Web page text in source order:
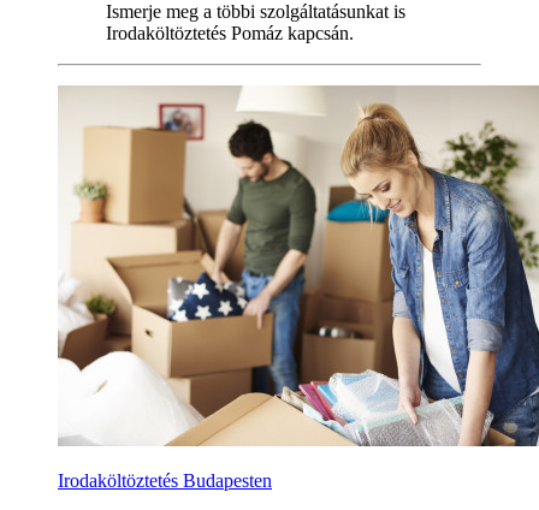
Ismerje meg a többi szolgáltatásunkat is
Irodaköltöztetés Pomáz kapcsán.
Irodaköltöztetés Budapesten